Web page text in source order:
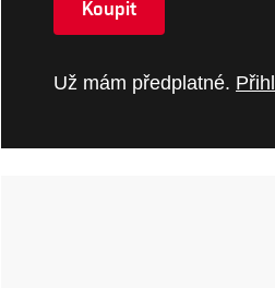
Koupit
Už mám předplatné.